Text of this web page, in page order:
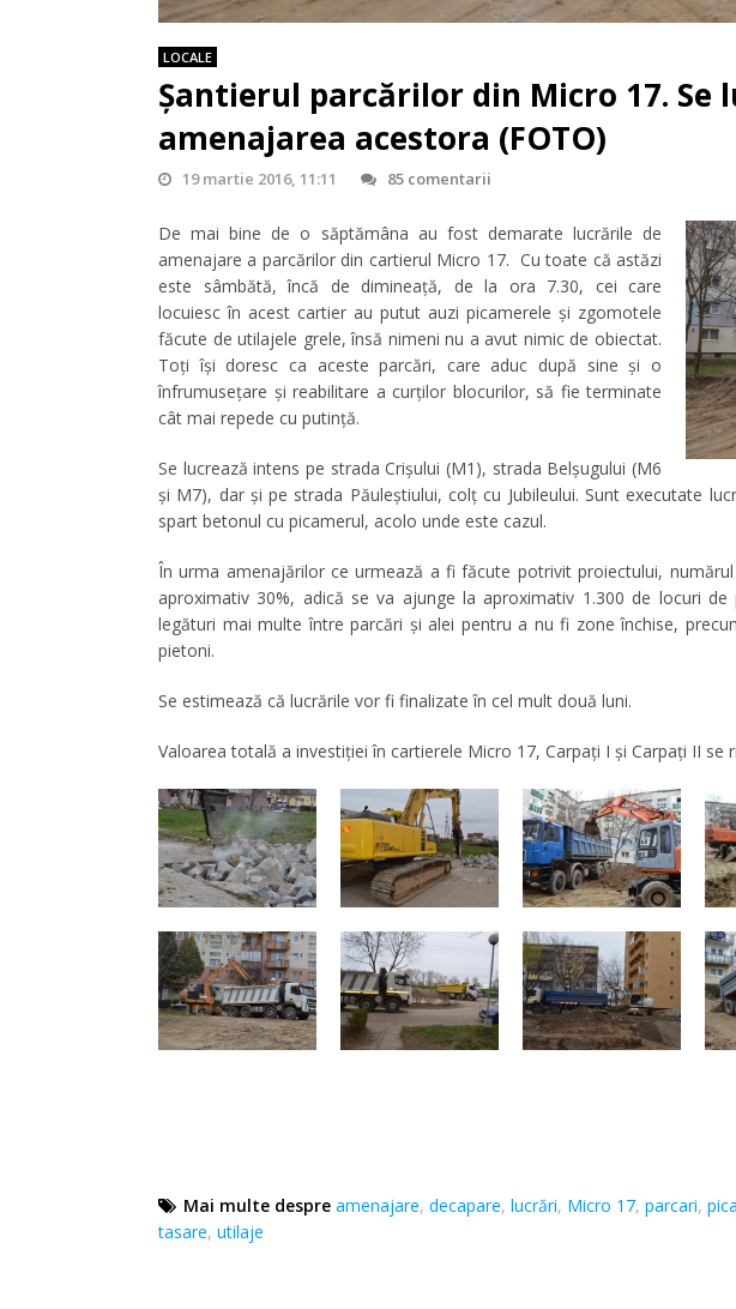
LOCALE
Șantierul parcărilor din Micro 17. Se
amenajarea acestora (FOTO)
19 martie 2016, 11:11 85 comentarii
De mai bine de o săptămâna au fost demarate lucrările de
amenajare a parcărilor din cartierul Micro 17. Cu toate că astăzi
este sâmbătă, încă de dimineață, de la ora 7.30, cei care
locuiesc în acest cartier au putut auzi picamerele și zgomotele
făcute de utilajele grele, însă nimeni nu a avut nimic de obiectat.
Toți își doresc ca aceste parcări, care aduc după sine și o
înfrumusețare și reabilitare a curților blocurilor, să fie terminate
cât mai repede cu putință.
Se lucrează intens pe strada Crișului (M1), strada Belșugului (M6
și M7), dar și pe strada Păuleștiului, colț cu Jubileului. Sunt executate
spart betonul cu picamerul, acolo unde este cazul.
În urma amenajărilor ce urmează a fi făcute potrivit proiectului,
aproximativ 30%, adică se va ajunge la aproximativ 1.300 de locuri
legături mai multe între parcări şi alei pentru a nu fi zone închise,
pietoni.
Se estimează că lucrările vor fi finalizate în cel mult două luni.
Valoarea totală a investiției în cartierele Micro 17, Carpați I și Carpați II se
Mai multe despre amenajare, decapare, lucrări, Micro 17, parcari,
tasare, utilaje